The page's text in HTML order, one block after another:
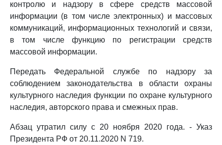
контролю и надзору в сфере средств массовой
информации (в том числе электронных) и массовых
коммуникаций, информационных технологий и связи,
в том числе функцию по регистрации средств
массовой информации.
Передать Федеральной службе по надзору за
соблюдением законодательства в области охраны
культурного наследия функции по охране культурного
наследия, авторского права и смежных прав.
Абзац утратил силу с 20 ноября 2020 года. - Указ
Президента РФ от 20.11.2020 N 719.